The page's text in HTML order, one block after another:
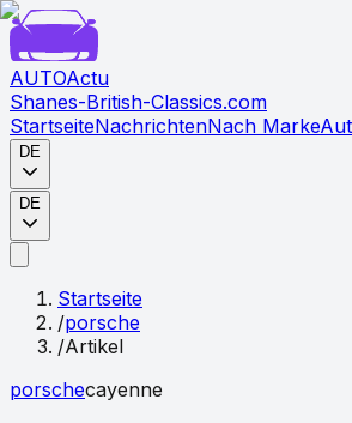
AUTOActu
Shanes-British-Classics.com
StartseiteNachrichtenNach Marke
DE
DE
Startseite
/porsche
/Artikel
porschecayenne